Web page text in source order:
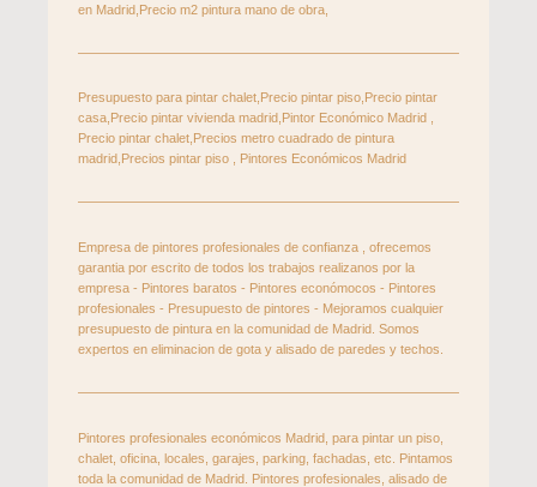
en Madrid,Precio m2 pintura mano de obra,
Presupuesto para pintar chalet,Precio pintar piso,Precio pintar
casa,Precio pintar vivienda madrid,Pintor Económico Madrid ,
Precio pintar chalet,Precios metro cuadrado de pintura
madrid,Precios pintar piso , Pintores Económicos Madrid
Empresa de pintores profesionales de confianza , ofrecemos
garantia por escrito de todos los trabajos realizanos por la
empresa - Pintores baratos - Pintores económocos - Pintores
profesionales - Presupuesto de pintores - Mejoramos cualquier
presupuesto de pintura en la comunidad de Madrid. Somos
expertos en eliminacion de gota y alisado de paredes y techos.
Pintores profesionales económicos Madrid, para pintar un piso,
chalet, oficina, locales, garajes, parking, fachadas, etc. Pintamos
toda la comunidad de Madrid. Pintores profesionales, alisado de